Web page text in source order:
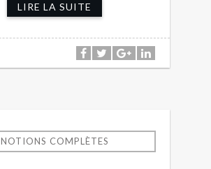
LIRE LA SUITE
NOTIONS COMPLÈTES